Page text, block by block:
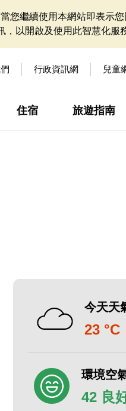
繼續使用本網站即表示您
以開啟及使用此智慧化服
行政資訊網 兒童
住宿 旅遊指南
今天天
23 °C
環境空
42 良